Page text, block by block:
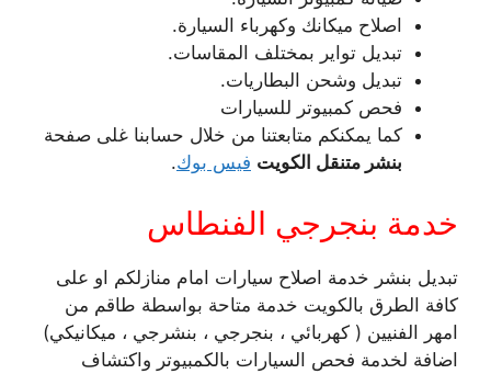
اصلاح ميكانك وكهرباء السيارة.
تبديل تواير بمختلف المقاسات.
تبديل وشحن البطاريات.
فحص كمبيوتر للسيارات
كما يمكنكم متابعتنا من خلال حسابنا غلى صفحة
بنشر متنقل الكويت فيس بوك.
خدمة بنجرجي الفنطاس
تبديل بنشر خدمة اصلاح سيارات امام منازلكم او على
كافة الطرق بالكويت خدمة متاحة بواسطة طاقم من
امهر الفنيين ( كهربائي ، بنجرجي ، بنشرجي ، ميكانيكي)
اضافة لخدمة فحص السيارات بالكمبيوتر واكتشاف